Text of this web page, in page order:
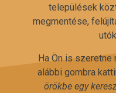
települések
megmentése,
Ha Ön is szeretne
alábbi gombra
örökbe egy